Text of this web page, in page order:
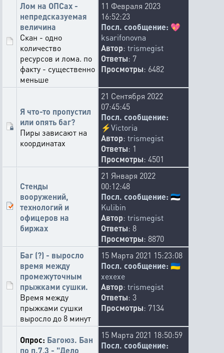
Лом на ОПСах -
непредсказуемая
величина
Скан - одно
количество
ресурсов и лома. по
факту - существенно
меньше
11 Февраля 2023
16:52:23
Посл. сообщение: 💖
ksarifonovna
Автор: trismegist
Ответы: 7
Просмотры: 6482
Я что-то пропустил
или опять баг?
Пиры зависают на
координатах
21 Сентября 2022
07:45:45
Посл. сообщение:
⚡Victoria
Автор: trismegist
Ответы: 1
Просмотры: 4501
Стенды
вооружений,
технологий и
офицеров на
биржах
21 Января 2022
00:12:48
Посл. сообщение: 🇪🇪
Kulibin
Автор: trismegist
Ответы: 8
Просмотры: 8870
Баг (?) - выросло
время между
промежуточным
прыжками сушки.
Время между
прыжками сушки
выросло до 8 минут
15 Марта 2021 15:23:08
Посл. сообщение: 🇺🇦
xexexe
Автор: trismegist
Ответы: 3
Просмотры: 7134
Опрос: Багоюз. Бан
по п.7,3 - "Дело
15 Марта 2021 18:50:59
Посл. сообщение: